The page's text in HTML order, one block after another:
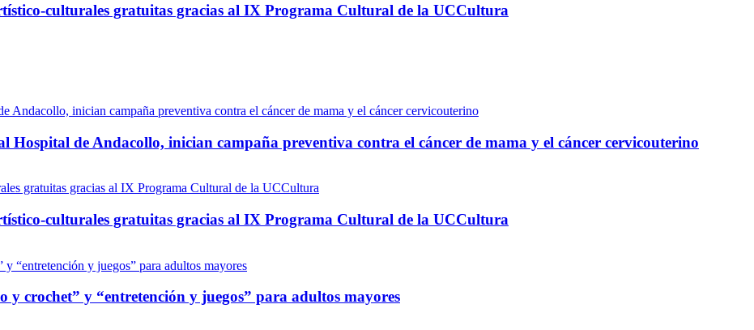
culturales gratuitas gracias al IX Programa Cultural de la UCCultura
Hospital de Andacollo, inician campaña preventiva contra el cáncer de mama y el cáncer cervicouterino
culturales gratuitas gracias al IX Programa Cultural de la UCCultura
y crochet” y “entretención y juegos” para adultos mayores